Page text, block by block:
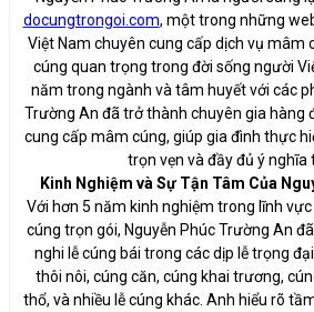
docungtrongoi.com, một trong những
Việt Nam chuyên cung cấp dịch vụ mâm
cúng quan trọng trong đời sống người
năm trong ngành và tâm huyết với các
Trường An đã trở thành chuyên gia hàng
cung cấp mâm cúng, giúp gia đình thực
trọn vẹn và đầy đủ ý nghĩa
Kinh Nghiệm và Sự Tận Tâm Của
Với hơn 5 năm kinh nghiệm trong lĩnh
cúng trọn gói, Nguyễn Phúc Trường An
nghi lễ cúng bái trong các dịp lễ trọng
thôi nôi, cúng căn, cúng khai trương,
thổ, và nhiều lễ cúng khác. Anh hiểu rõ